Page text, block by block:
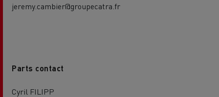
jeremy.cambier@groupecatra.fr
Parts contact
Cyril FILIPP